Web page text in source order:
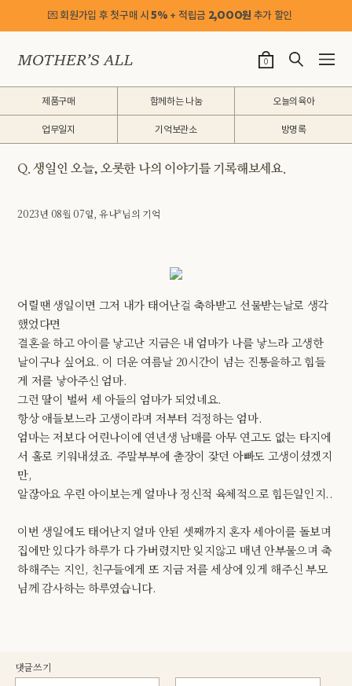
💌 회원가입 후 첫구매 시5% + 적립금 2,OOO원 추가 할인
0
제품구매 함께하는 나눔 오늘의육아
업무일지 기억보관소 방명록
Q. 생일인 오늘, 오롯한 나의 이야기를 기록해보세요.
2023년 08월 07일, 유나*님의 기억
어릴땐 생일이면 그저 내가 태어난걸 축하받고 선물받는날로 생각
했었다면
결혼을 하고 아이를 낳고난 지금은 내 엄마가 나를 낳느라 고생한
날이구나 싶어요. 이 더운 여름날 20시간이 넘는 진통을하고 힘들
게 저를 낳아주신 엄마.
그런 딸이 벌써 세 아들의 엄마가 되었네요.
항상 애들보느라 고생이라며 저부터 걱정하는 엄마.
엄마는 저보다 어린나이에 연년생 남매를 아무 연고도 없는 타지에
서 홀로 키워내셨죠. 주말부부에 출장이 잦던 아빠도 고생이셨겠지
만,
알잖아요 우린 아이보는게 얼마나 정신적 육체적으로 힘든일인지..
이번 생일에도 태어난지 얼마 안된 셋째까지 혼자 세아이를 돌보며
집에만 있다가 하루가 다 가버렸지만 잊지않고 매년 안부물으며 축
하해주는 지인, 친구들에게 또 지금 저를 세상에 있게 해주신 부모
님께 감사하는 하루였습니다.
댓글쓰기